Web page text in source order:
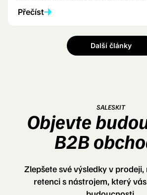
Přečíst
Další články
SALESKIT
Objevte
B2B
Zlepšete své výsledky v
retenci s nástrojem, který